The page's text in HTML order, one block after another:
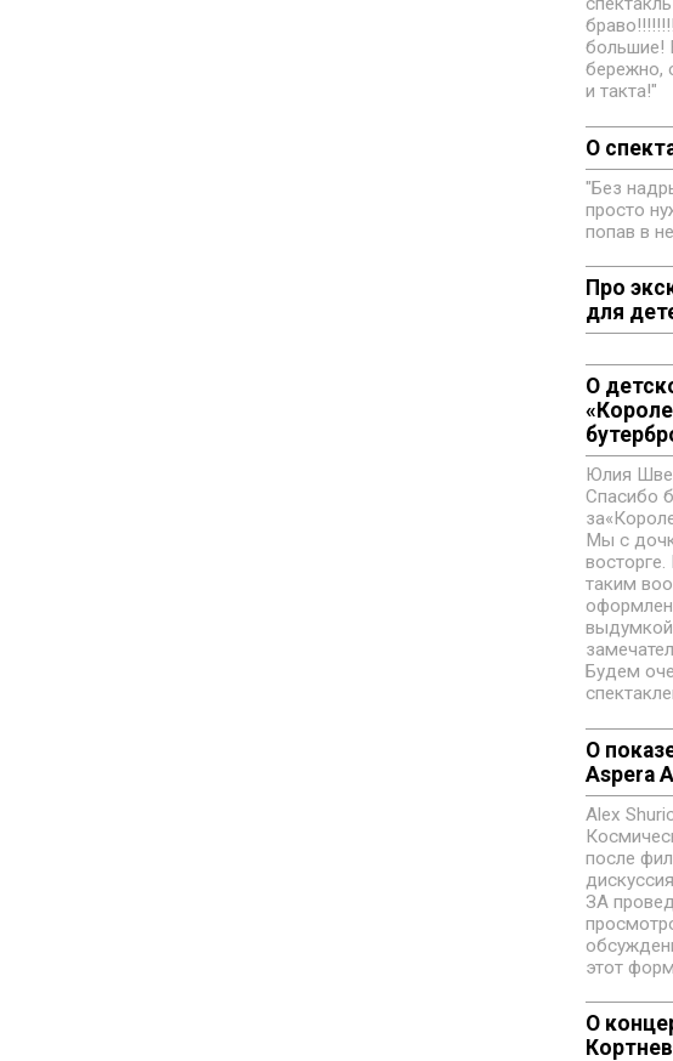
большие!
бережно,
и такта!"
О
"Без
просто
попав в
Про
для
О
Юлия
Спасибо
Мы с
таким
выдумкой
Будем
О
Aspera
Alex
после
ЗА
этот
О